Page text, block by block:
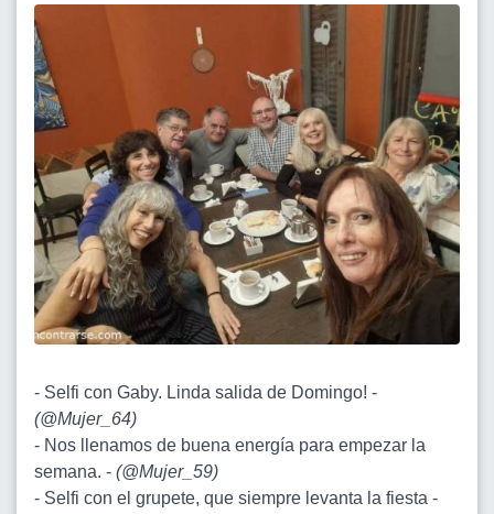
- Selfi con Gaby. Linda salida de Domingo! -
(@Mujer_64)
- Nos llenamos de buena energía para empezar la
semana. - (@Mujer_59)
- Selfi con el grupete, que siempre levanta la fiesta -